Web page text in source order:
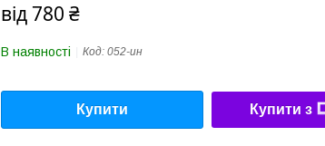
від 780 ₴
В наявності Код: 052-ин
Купити Купити з